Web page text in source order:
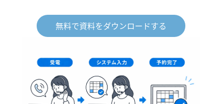
無料で資料をダウンロードする